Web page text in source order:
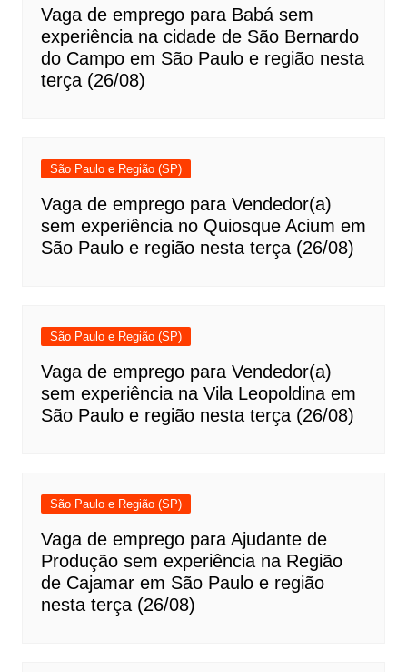
Vaga de emprego para Babá sem
experiência na cidade de São Bernardo
do Campo em São Paulo e região nesta
terça (26/08)
São Paulo e Região (SP)
Vaga de emprego para Vendedor(a)
sem experiência no Quiosque Acium em
São Paulo e região nesta terça (26/08)
São Paulo e Região (SP)
Vaga de emprego para Vendedor(a)
sem experiência na Vila Leopoldina em
São Paulo e região nesta terça (26/08)
São Paulo e Região (SP)
Vaga de emprego para Ajudante de
Produção sem experiência na Região
de Cajamar em São Paulo e região
nesta terça (26/08)